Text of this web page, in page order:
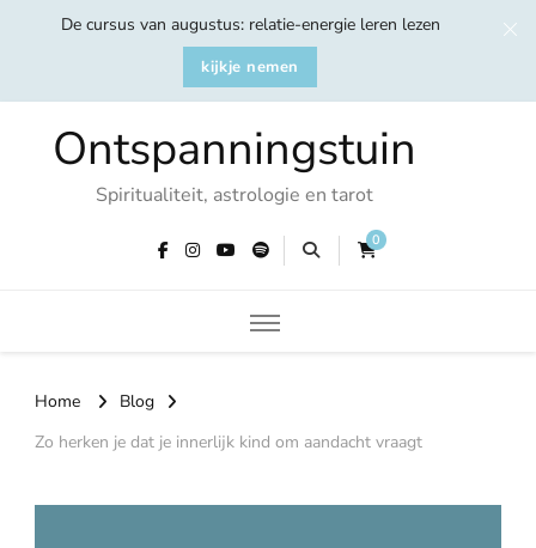
De cursus van augustus: relatie-energie leren lezen
kijkje nemen
Ontspanningstuin
Spiritualiteit, astrologie en tarot
0
Home
Blog
Zo herken je dat je innerlijk kind om aandacht vraagt